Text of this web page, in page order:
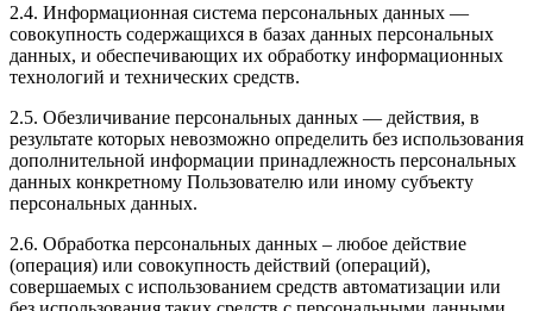
2.4. Информационная система персональных данных —
совокупность содержащихся в базах данных персональных
данных, и обеспечивающих их обработку информационных
технологий и технических средств.
2.5. Обезличивание персональных данных — действия, в
результате которых невозможно определить без использования
дополнительной информации принадлежность персональных
данных конкретному Пользователю или иному субъекту
персональных данных.
2.6. Обработка персональных данных – любое действие
(операция) или совокупность действий (операций),
совершаемых с использованием средств автоматизации или